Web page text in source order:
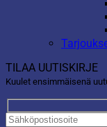
TILAA UUTISKIRJE
Kuulet ensimmäisenä